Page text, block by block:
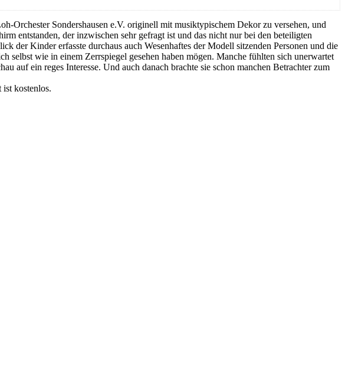
Orchester Sondershausen e.V. originell mit musiktypischem Dekor zu versehen, und
entstanden, der inzwischen sehr gefragt ist und das nicht nur bei den beteiligten
der Kinder erfasste durchaus auch Wesenhaftes der Modell sitzenden Personen und die
wie in einem Zerrspiegel gesehen haben mögen. Manche fühlten sich unerwartet
auf ein reges Interesse. Und auch danach brachte sie schon manchen Betrachter zum
kostenlos.